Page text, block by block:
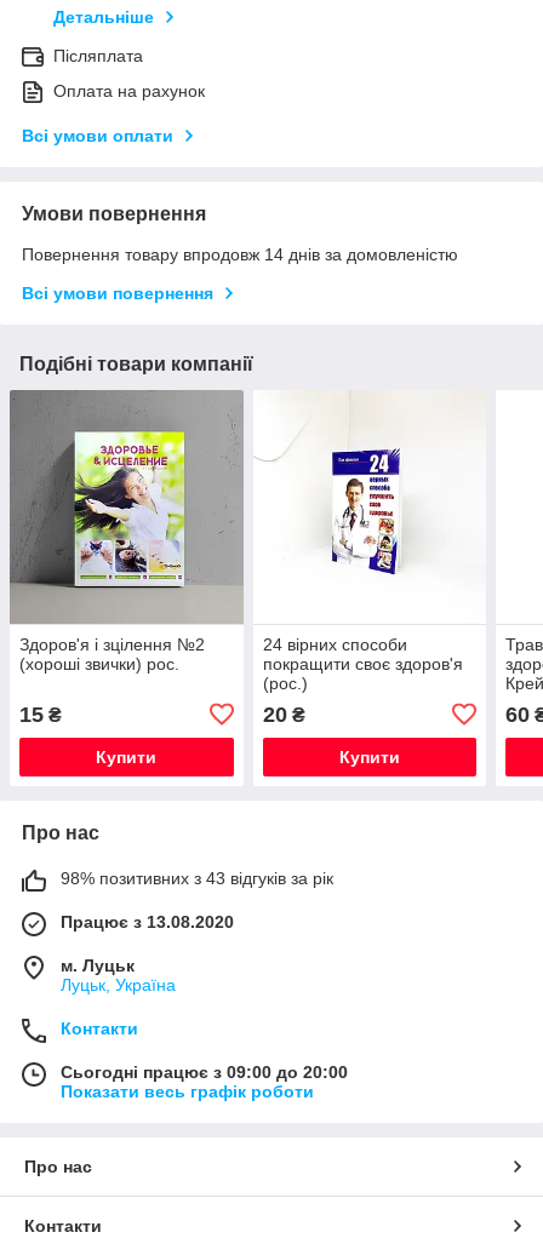
Детальніше
Післяплата
Оплата на рахунок
Всі умови оплати
Умови повернення
Повернення товару впродовж 14 днів за домовленістю
Всі умови повернення
Подібні товари компанії
Здоров'я і зцілення №2
(хороші звички) рос.
15 ₴
Купити
24 вірних способи
покращити своє здоров'я
(рос.)
20₴
Купити
60
Про нас
98% позитивних з 43 відгуків за рік
Працює з 13.08.2020
м. Луцьк
Луцьк, Україна
Контакти
Сьогодні працює з 09:00 до 20:00
Показати весь графік роботи
Про нас
Контакти